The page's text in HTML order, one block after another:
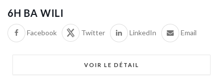
6H BA WILI
Facebook Twitter LinkedIn Email
VOIR LE DÉTAIL